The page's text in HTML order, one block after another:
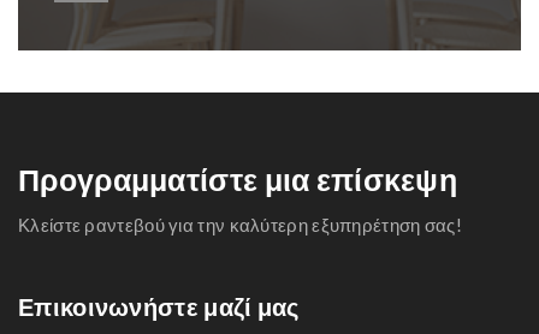
Προγραμματίστε μια επίσκεψη
Κλείστε ραντεβού για την καλύτερη εξυπηρέτηση σας!
Επικοινωνήστε μαζί μας